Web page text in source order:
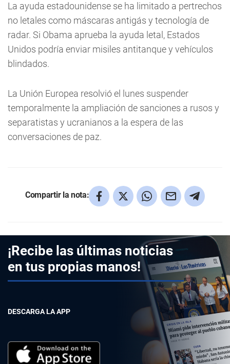
La ayuda estadounidense se ha limitado a pertrechos
no letales como máscaras antigás y tecnología de
radar. Si Obama aprueba la ayuda letal, Estados
Unidos podría enviar misiles antitanque y vehículos
blindados.
La Unión Europea resolvió el lunes suspender
temporalmente la ampliación de sanciones a rusos y
separatistas y ucranianos a la espera de las
conversaciones de paz.
Compartir la nota:
¡Recibe las últimas noticias
en tus propias manos!
DESCARGA LA APP